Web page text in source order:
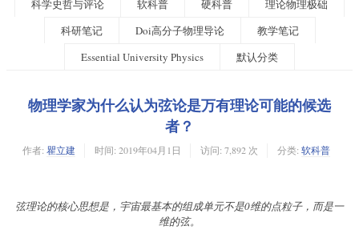
科学史哲与评论
软科普 硬科普
理论物理极础
科研笔记
Doi高分子物理导论
教学笔记
Essential University Physics
默认分类
物理学家为什么认为弦论是万有理论可能的候选
者？
作者: 瞿立建 时间: 2019年04月1日 访问: 7,892 次 分类: 软科普
弦理论的核心思想是，宇宙最基本的组成单元不是0维的点粒子，而是一
维的弦。